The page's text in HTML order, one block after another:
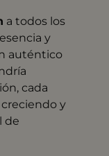
a todos los
y
auténtico
cada
y
de